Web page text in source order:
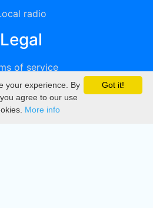
radio
Legal
of service
Privacy
DMCA
Got it!
your experience. By
agree to our use
More info